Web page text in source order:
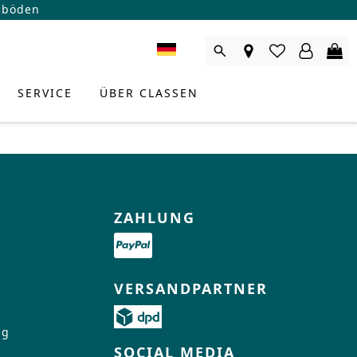
SERVICE ÜBER CLASSEN
ZAHLUNG
VERSANDPARTNER
SOCIAL MEDIA